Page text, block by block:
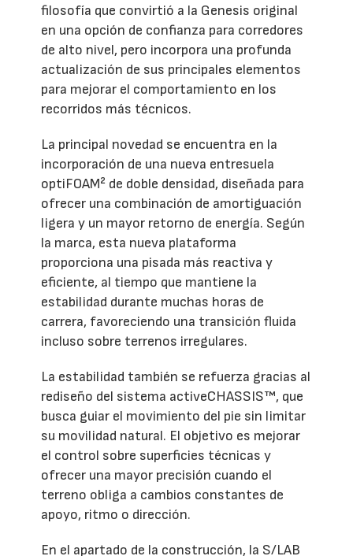
filosofía que convirtió a la Genesis original
en una opción de confianza para corredores
de alto nivel, pero incorpora una profunda
actualización de sus principales elementos
para mejorar el comportamiento en los
recorridos más técnicos.
La principal novedad se encuentra en la
incorporación de una nueva entresuela
optiFOAM² de doble densidad, diseñada para
ofrecer una combinación de amortiguación
ligera y un mayor retorno de energía. Según
la marca, esta nueva plataforma
proporciona una pisada más reactiva y
eficiente, al tiempo que mantiene la
estabilidad durante muchas horas de
carrera, favoreciendo una transición fluida
incluso sobre terrenos irregulares.
La estabilidad también se refuerza gracias al
rediseño del sistema activeCHASSIS™, que
busca guiar el movimiento del pie sin limitar
su movilidad natural. El objetivo es mejorar
el control sobre superficies técnicas y
ofrecer una mayor precisión cuando el
terreno obliga a cambios constantes de
apoyo, ritmo o dirección.
En el apartado de la construcción, la S/LAB